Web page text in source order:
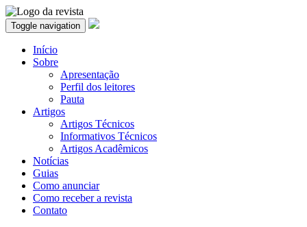
Toggle navigation
Início
Sobre
Apresentação
Perfil dos leitores
Pauta
Artigos
Artigos Técnicos
Informativos Técnicos
Artigos Acadêmicos
Notícias
Guias
Como anunciar
Como receber a revista
Contato